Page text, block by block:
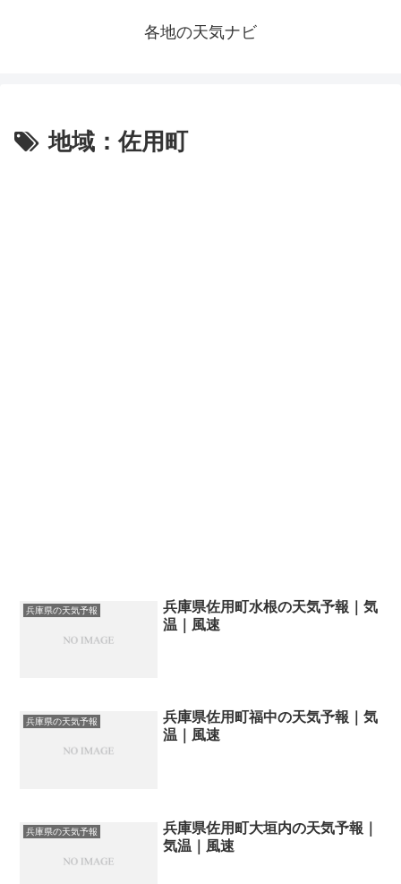
各地の天気ナビ
地域：佐用町
兵庫県の天気予報
兵庫県佐用町水根の天気予報｜気
温｜風速
兵庫県の天気予報
兵庫県佐用町福中の天気予報｜気
温｜風速
兵庫県の天気予報
兵庫県佐用町大垣内の天気予報｜
気温｜風速